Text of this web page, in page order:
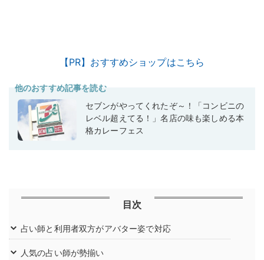
【PR】おすすめショップはこちら
他のおすすめ記事を読む
セブンがやってくれたぞ～！「コンビニの
レベル超えてる！」名店の味も楽しめる本
格カレーフェス
目次
占い師と利用者双方がアバター姿で対応
人気の占い師が勢揃い